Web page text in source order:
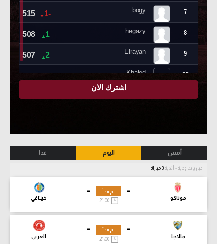
أمس اليوم غدا
مباريات ودية - أندية
-
موناكو
-
خيتافي
لم تبدأ
21:00
-
مالاجا
-
العربي
لم تبدأ
21:00